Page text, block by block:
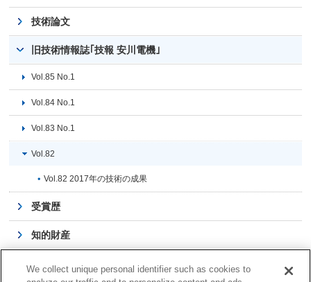
技術論文
旧技術情報誌｢技報 安川電機｣
Vol.85 No.1
Vol.84 No.1
Vol.83 No.1
Vol.82
Vol.82 2017年の技術の成果
受賞歴
知的財産
当社立案の国際規格
We collect unique personal identifier such as cookies to